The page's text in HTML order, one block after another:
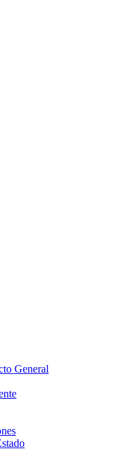
General